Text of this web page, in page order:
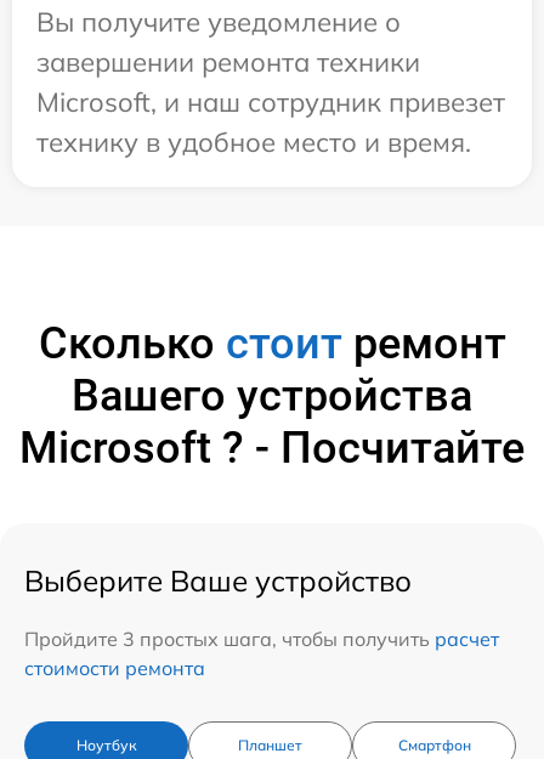
Вы получите уведомление о
завершении ремонта техники
Microsoft, и наш сотрудник привезет
технику в удобное место и время.
Сколько стоитремонт
Вашего устройства
Microsoft ? - Посчитайте
Выберите Ваше устройство
Пройдите 3 простых шага, чтобы получить расчет
стоимости ремонта
Ноутбук Планшет Смартфон